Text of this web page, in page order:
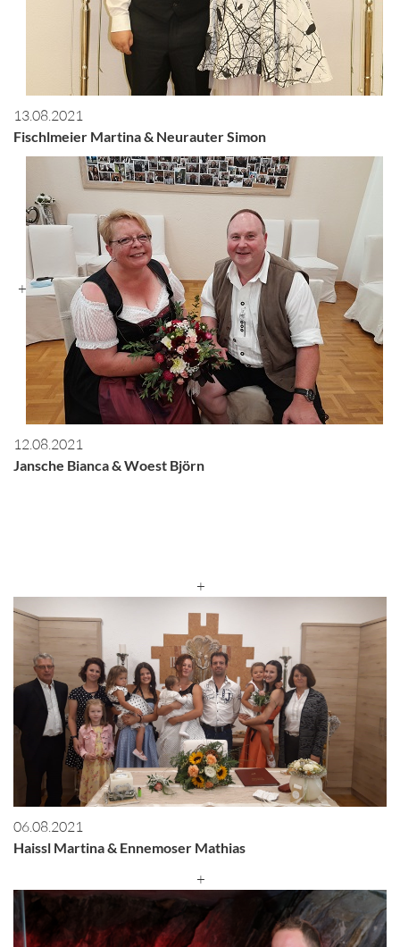
13.08.2021
Fischlmeier Martina & Neurauter Simon
+
12.08.2021
Jansche Bianca & Woest Björn
+
06.08.2021
Haissl Martina & Ennemoser Mathias
+